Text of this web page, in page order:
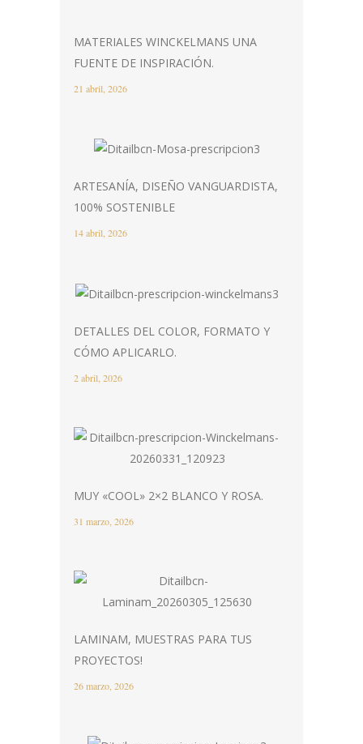
MATERIALES WINCKELMANS UNA
FUENTE DE INSPIRACIÓN.
21 abril, 2026
ARTESANÍA, DISEÑO VANGUARDISTA,
100% SOSTENIBLE
14 abril, 2026
DETALLES DEL COLOR, FORMATO Y
CÓMO APLICARLO.
2 abril, 2026
MUY «COOL» 2×2 BLANCO Y ROSA.
31 marzo, 2026
LAMINAM, MUESTRAS PARA TUS
PROYECTOS!
26 marzo, 2026